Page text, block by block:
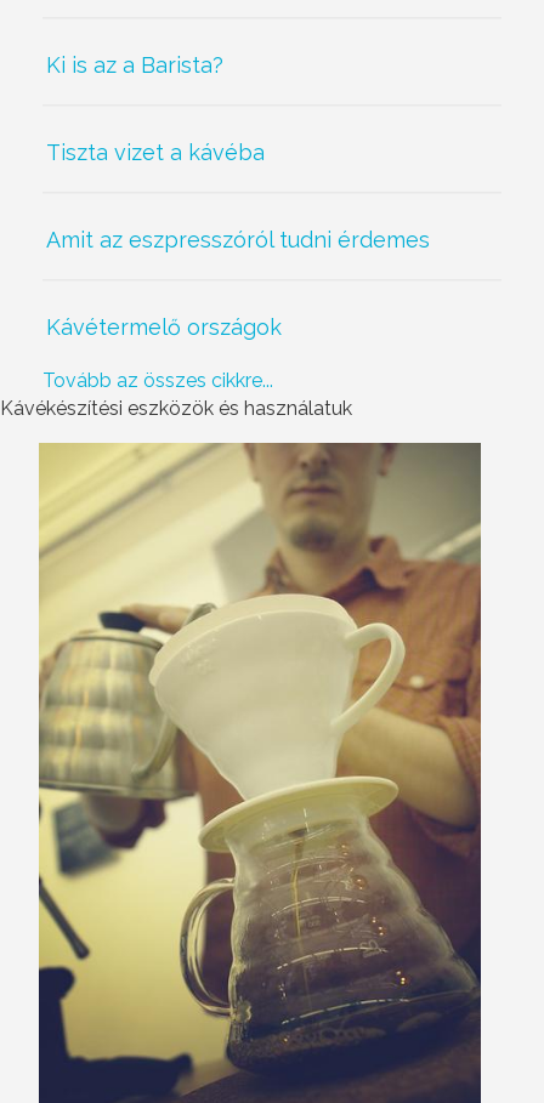
Ki is az a Barista?
Tiszta vizet a kávéba
Amit az eszpresszóról tudni érdemes
Kávétermelő országok
Tovább az összes cikkre...
Kávékészítési eszközök és használatuk